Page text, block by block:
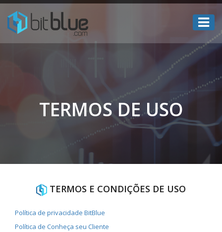
TERMOS DE USO
TERMOS E CONDIÇÕES DE USO
Política de privacidade BitBlue
Política de Conheça seu Cliente